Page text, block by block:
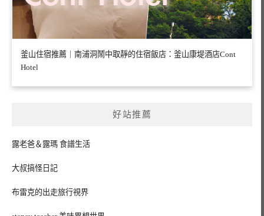
釜山住宿推薦｜南浦洞鬧中取靜的住宿飯店：釜山康堤酒店Cont
Hotel
好站推薦
露老爸＆露瑪 食譜生活
大叔搞怪日記
布雷克的出走旅行視界